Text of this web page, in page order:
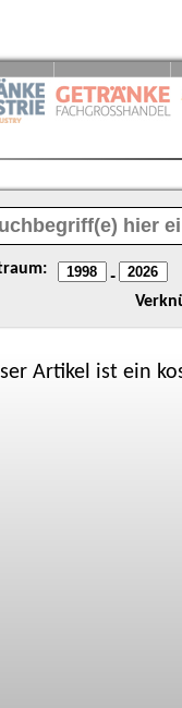
-
Artikel ist ein